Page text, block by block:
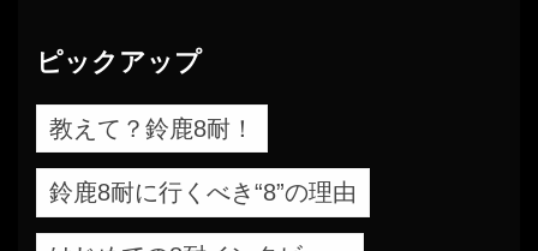
ピックアップ
教えて？鈴鹿8耐！
鈴鹿8耐に行くべき“8”の理由